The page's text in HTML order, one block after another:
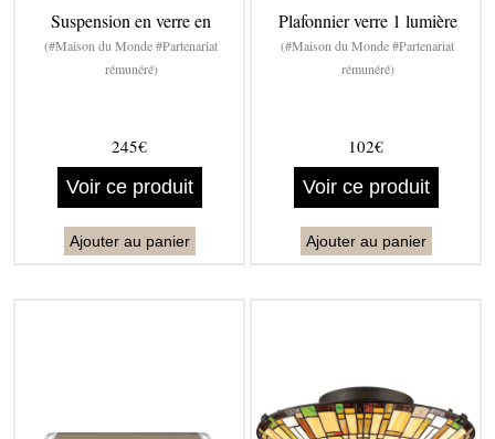
Suspension en verre en
(#Maison du Monde #Partenariat
rémunéré)
245€
Voir ce produit
Ajouter au panier
Plafonnier verre 1 lumière
(#Maison du Monde #Partenariat
rémunéré)
102€
Voir ce produit
Ajouter au panier